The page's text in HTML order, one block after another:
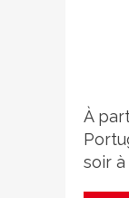
À
soir à